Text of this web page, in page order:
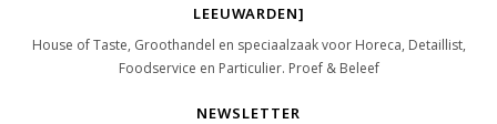
LEEUWARDEN]
House of Taste, Groothandel en speciaalzaak voor Horeca, Detaillist,
Foodservice en Particulier. Proef & Beleef
NEWSLETTER